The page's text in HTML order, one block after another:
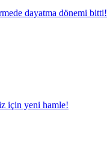
dayatma dönemi bitti!
için yeni hamle!